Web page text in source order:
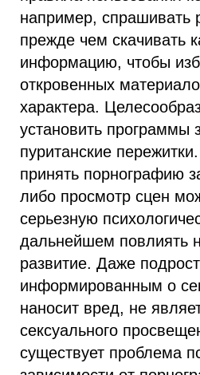
например, спрашивать
прежде чем скачивать
информацию, чтобы
откровенных
характера.
установить программы
пуританские
принять порнографию
либо просмотр сцен
серьезную
дальнейшем повлиять
развитие. Даже
информированным о
наносит вред, не
сексуального
существует проблема